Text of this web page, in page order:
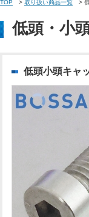
TOP > 取り扱い商品一覧 >
低頭・小
低頭小頭キャ